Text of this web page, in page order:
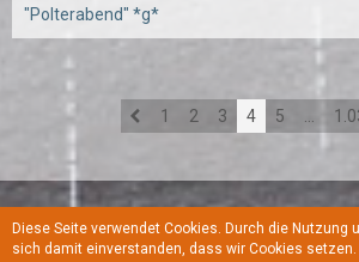
"Polterabend" *g*
1 2 3 4 5
Regeln Datenschutzerklärung Kontakt
Diese Seite verwendet Cookies. Durch die Nutzung
sich damit einverstanden, dass wir Cookies setzen.